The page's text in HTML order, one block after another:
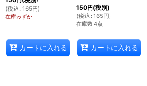
(税込 : 165円)
在庫わずか
カートに入れる
150円(税別)
(税込 : 165円)
在庫数 4点
カートに入れる